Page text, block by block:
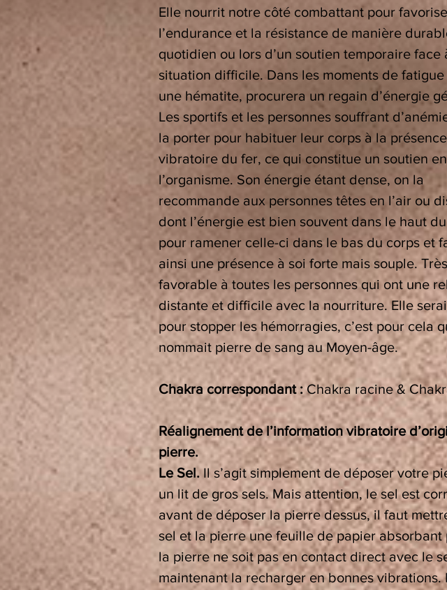
Elle nourrit notre côté combattant pour
l’endurance et la résistance de manière
quotidien ou lors d’un soutien temporaire face
situation difficile. Dans les moments de fatigue
une hématite, procurera un regain d’énergie
Les sportifs et les personnes souffrant
la porter pour habituer leur corps à la présence
vibratoire du fer, ce qui constitue un soutien
l’organisme. Son énergie étant dense, on la
recommande aux personnes têtes en l’air ou
dont l’énergie est bien souvent dans le haut
pour ramener celle-ci dans le bas du corps et
ainsi une présence à soi forte mais souple. Très
favorable à toutes les personnes qui ont une
distante et difficile avec la nourriture. Elle
pour stopper les hémorragies, c’est pour cela
nommait pierre de sang au Moyen-âge.
Chakra correspondant : Chakra racine &
Réalignement de l’information vibratoire
pierre.
Le Sel.Il s’agit simplement de déposer votre
un lit de gros sels. Mais attention, le sel est
avant de déposer la pierre dessus, il faut
sel et la pierre une feuille de papier absorbant
la pierre ne soit pas en contact direct avec le
maintenant la recharger en bonnes vibrations.